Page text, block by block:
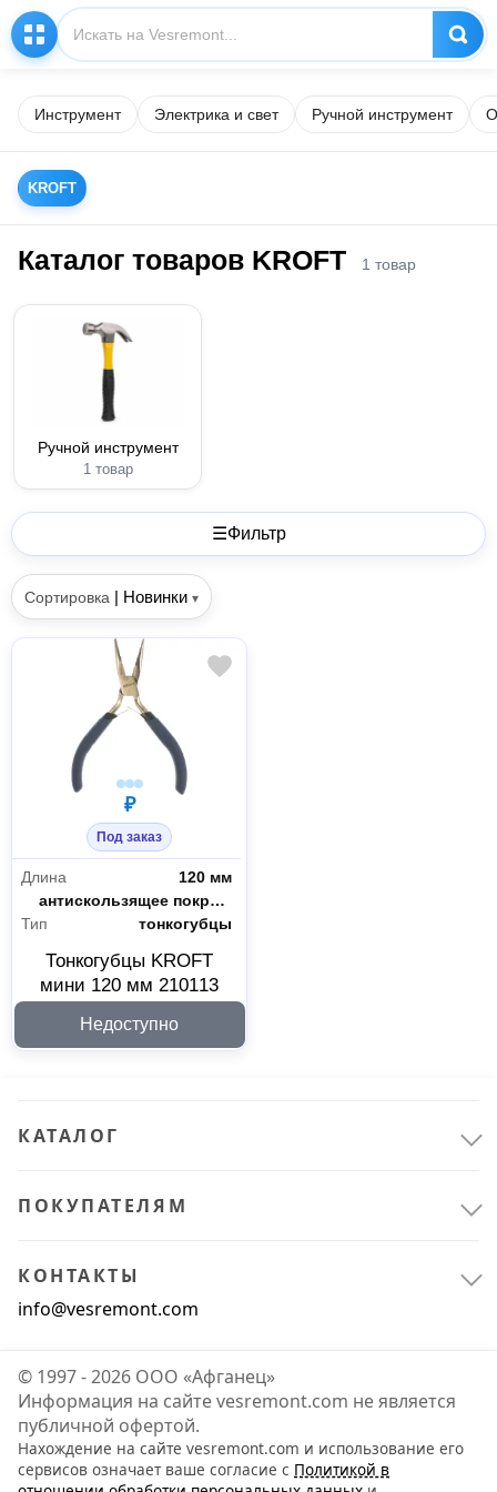
Инструмент Электрика и свет Ручной инструмент
KROFT
Каталог товаров KROFT 1 товар
Ручной инструмент
1 товар
☰Фильтр
Сортировка | Новинки ▾
₽
Под заказ
Длина
120 мм
Рукоятки-чехлы
антискользящее покрытие
Тип
тонкогубцы
Тонкогубцы KROFT
мини 120 мм 210113
Недоступно
КАТАЛОГ
ПОКУПАТЕЛЯМ
КОНТАКТЫ
info@vesremont.com
© 1997 - 2026 ООО «Афганец»
Информация на сайте vesremont.com не является
публичной офертой.
Нахождение на сайте vesremont.com и использование его
сервисов означает ваше согласие с Политикой в